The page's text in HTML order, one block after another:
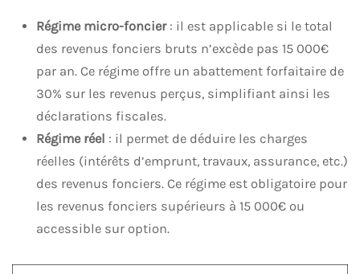
Régime micro-foncier: il est applicable si le total
des revenus fonciers bruts n’excède pas 15 000€
par an. Ce régime offre un abattement forfaitaire de
30% sur les revenus perçus, simplifiant ainsi les
déclarations fiscales.
Régime réel : il permet de déduire les charges
réelles (intérêts d’emprunt, travaux, assurance, etc.)
des revenus fonciers. Ce régime est obligatoire pour
les revenus fonciers supérieurs à 15 000€ ou
accessible sur option.